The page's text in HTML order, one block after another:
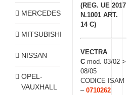
(REG. UE 2017
N.1001 ART.
14 C)
VECTRA
C mod. 03/02 >
08/05
CODICE ISAM
– 0710262
MERCEDES
MITSUBISHI
NISSAN
OPEL-
VAUXHALL